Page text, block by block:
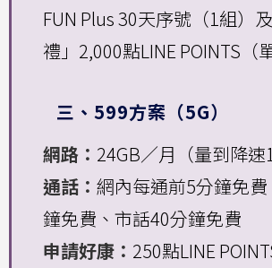
FUN Plus 30天序號（1組）
禮」2,000點LINE POINTS（
三、599方案（5G）
網路： 24GB／月（量到降速
通話： 網內每通前5分鐘免
鐘免費、市話40分鐘免費
申請好康： 250點LINE